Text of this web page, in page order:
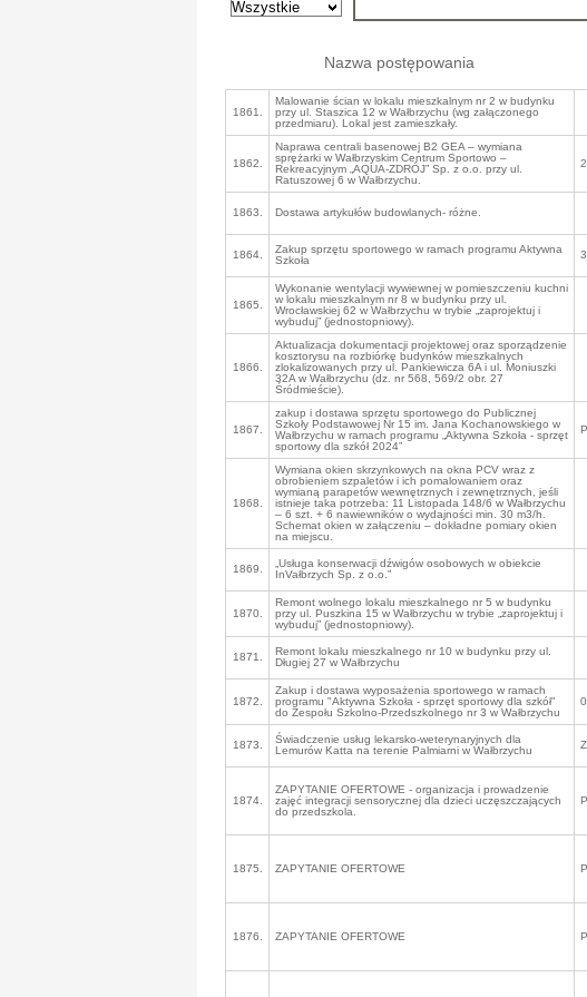
Nazwa postępowania
1861.
Malowanie ścian w lokalu mieszkalnym nr 2 w budynku
przy ul. Staszica 12 w Wałbrzychu (wg załączonego
przedmiaru). Lokal jest zamieszkały.
1862.
Naprawa centrali basenowej B2 GEA – wymiana
sprężarki w Wałbrzyskim Centrum Sportowo –
Rekreacyjnym „AQUA-ZDRÓJ” Sp. z o.o. przy ul.
Ratuszowej 6 w Wałbrzychu.
1863. Dostawa artykułów budowlanych- różne.
1864.
Zakup sprzętu sportowego w ramach programu Aktywna
Szkoła
1865.
Wykonanie wentylacji wywiewnej w pomieszczeniu kuchni
w lokalu mieszkalnym nr 8 w budynku przy ul.
Wrocławskiej 62 w Wałbrzychu w trybie „zaprojektuj i
wybuduj” (jednostopniowy).
1866.
Aktualizacja dokumentacji projektowej oraz sporządzenie
kosztorysu na rozbiórkę budynków mieszkalnych
zlokalizowanych przy ul. Pankiewicza 6A i ul. Moniuszki
32A w Wałbrzychu (dz. nr 568, 569/2 obr. 27
Śródmieście).
1867.
zakup i dostawa sprzętu sportowego do Publicznej
Szkoły Podstawowej Nr 15 im. Jana Kochanowskiego w
Wałbrzychu w ramach programu „Aktywna Szkoła - sprzęt
sportowy dla szkół 2024”
1868.
Wymiana okien skrzynkowych na okna PCV wraz z
obrobieniem szpaletów i ich pomalowaniem oraz
wymianą parapetów wewnętrznych i zewnętrznych, jeśli
istnieje taka potrzeba: 11 Listopada 148/6 w Wałbrzychu
– 6 szt. + 6 nawiewników o wydajności min. 30 m3/h.
Schemat okien w załączeniu – dokładne pomiary okien
na miejscu.
1869.
„Usługa konserwacji dźwigów osobowych w obiekcie
InVałbrzych Sp. z o.o.”
1870.
Remont wolnego lokalu mieszkalnego nr 5 w budynku
przy ul. Puszkina 15 w Wałbrzychu w trybie „zaprojektuj i
wybuduj” (jednostopniowy).
1871.
Remont lokalu mieszkalnego nr 10 w budynku przy ul.
Długiej 27 w Wałbrzychu
1872.
Zakup i dostawa wyposażenia sportowego w ramach
programu "Aktywna Szkoła - sprzęt sportowy dla szkół"
do Zespołu Szkolno-Przedszkolnego nr 3 w Wałbrzychu
1873.
Świadczenie usług lekarsko-weterynaryjnych dla
Lemurów Katta na terenie Palmiarni w Wałbrzychu
1874.
ZAPYTANIE OFERTOWE - organizacja i prowadzenie
zajęć integracji sensorycznej dla dzieci uczęszczających
do przedszkola.
1875. ZAPYTANIE OFERTOWE
1876. ZAPYTANIE OFERTOWE